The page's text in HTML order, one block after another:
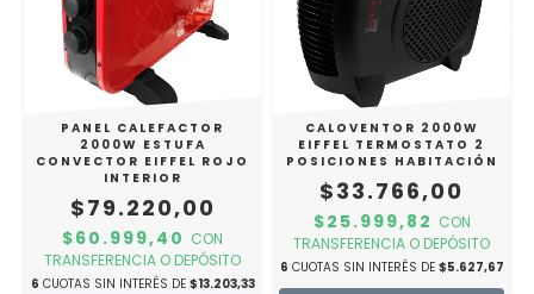
PANEL CALEFACTOR
2000W ESTUFA
CONVECTOR EIFFEL ROJO
INTERIOR
$79.220,00
$60.999,40 CON
TRANSFERENCIA O DEPÓSITO
6 CUOTAS SIN INTERÉS DE $13.203,33
CALOVENTOR 2000W
EIFFEL TERMOSTATO 2
POSICIONES HABITACIÓN
$33.766,00
$25.999,82 CON
TRANSFERENCIA O DEPÓSITO
6 CUOTAS SIN INTERÉS DE $5.627,67